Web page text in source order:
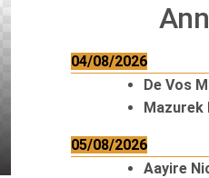
04/08/2026
De Vos
Mazurek
05/08/2026
Aayire